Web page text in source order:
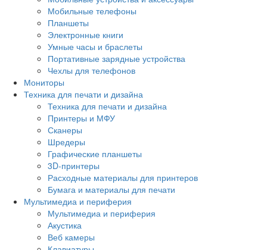
Мобильные телефоны
Планшеты
Электронные книги
Умные часы и браслеты
Портативные зарядные устройства
Чехлы для телефонов
Мониторы
Техника для печати и дизайна
Техника для печати и дизайна
Принтеры и МФУ
Сканеры
Шредеры
Графические планшеты
3D-принтеры
Расходные материалы для принтеров
Бумага и материалы для печати
Мультимедиа и периферия
Мультимедиа и периферия
Акустика
Веб камеры